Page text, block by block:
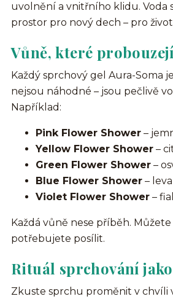
uvolnění a vnitřního klidu. Voda
prostor pro nový dech – pro
Vůně, které
Každý sprchový gel Aura-Soma
nejsou náhodné – jsou pečlivě
Například:
Pink Flower Shower –
Yellow Flower Shower –
Green Flower Shower –
Blue Flower Shower –
Violet Flower Shower –
Každá vůně nese příběh.
potřebujete posílit.
Rituál sprchování
Zkuste sprchu proměnit v chvíli